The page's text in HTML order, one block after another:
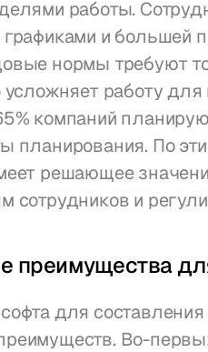
работы.
и большей
нормы требуют
усложняет работу
компаний
планирования. По
решающее
сотрудников и
преимущества
для
Во-